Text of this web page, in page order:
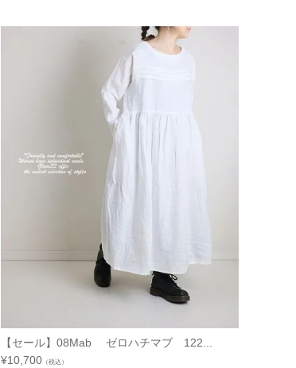
【セール】08Mab ゼロハチマブ 122...
¥10,700 （税込）